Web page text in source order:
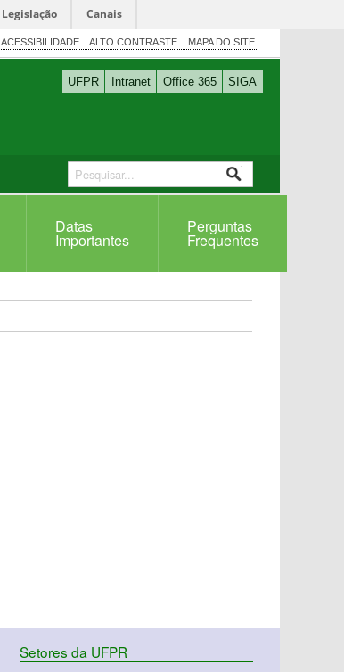
Legislação Canais
ACESSIBILIDADE ALTO CONTRASTE MAPA DO SITE
UFPR Intranet Office 365 SIGA
Datas
Importantes
Perguntas
Frequentes
Setores da UFPR